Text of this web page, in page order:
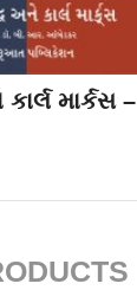
માર્કસ –